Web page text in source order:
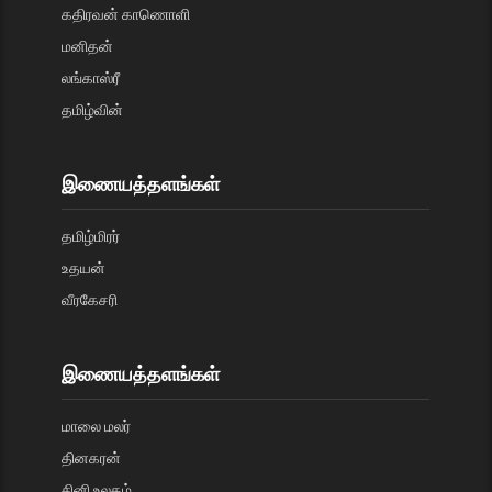
கதிரவன் காணொளி
மனிதன்
லங்காஸ்ரீ
தமிழ்வின்
இணையத்தளங்கள்
தமிழ்மிரர்
உதயன்
வீரகேசரி
இணையத்தளங்கள்
மாலை மலர்
தினகரன்